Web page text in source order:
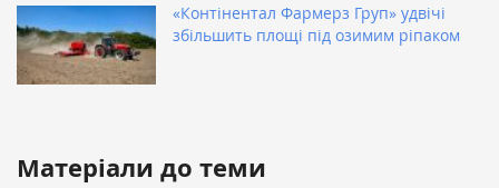
«Контінентал Фармерз Груп» удвічі
збільшить площі під озимим ріпаком
Матеріали до теми